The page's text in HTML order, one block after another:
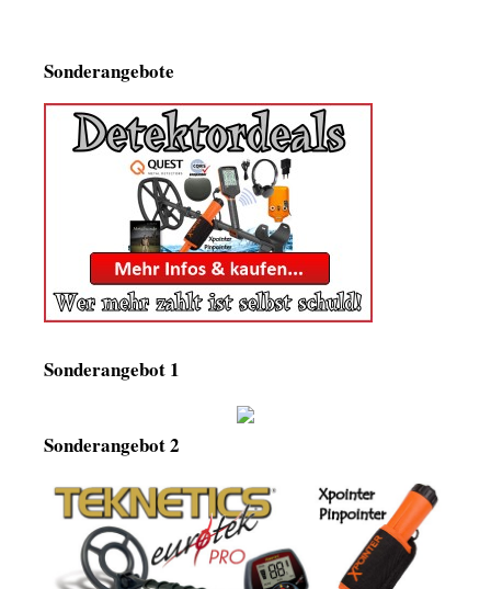
Sonderangebote
Sonderangebot 1
Sonderangebot 2